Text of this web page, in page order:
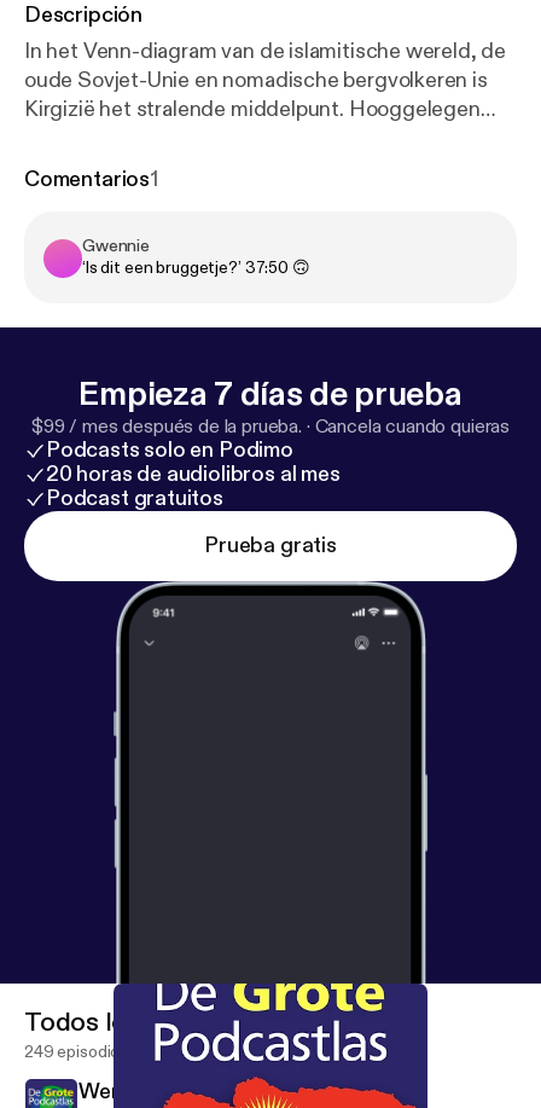
Descripción
In het Venn-diagram van de islamitische wereld, de
oude Sovjet-Unie en nomadische bergvolkeren is
Kirgizië het stralende middelpunt. Hooggelegen
moskee. Het leven gaat te paard, en als er meer met
Oude Sovjet-marshrutka’s rijden over nieuwe
Chinese wegen. In de hoofdstad Bisjkek, de
kregen ze in 2013 bezoek. Deze aflevering wordt
mede mogelijk gemaakt door Lendahand, het
Nederlandse crowdfundplatform dat ondernemers
in ontwikkelingslanden helpt. Begin met investeren
en gebruik de code GROTEPODCASTLAS500
(bij het afrekenen van je order), en ervaar een
positieve start met een garantie tot 500 euro. We
zijn nooit volledig, wel origineel. Geen experts, maar
wel liefhebbers. Hebben we tóch iets verkeerd
gezegd of zijn we iets cruciaals vergeten? Volg ons
lokale boekwinkel of bestel 'm hier! [
]en je op zoek naar de shownotes?
Die vind je op onze website [
] 🌍 Instagram. [
WQ0]. De Grote Podcastlas wordt opgenomen in
onze mini-huiskamerstudio in Utrecht en
gepresenteerd door Max Gerritsen, Hugo
Noordman en Leon Boelens. De eindmontage
wordt gedaan door Jonas van Impe. [http://www.jon
Comentarios1
Gwennie
‘Is dit een bruggetje?’ 37:50 🙃
Empieza 7 días de prueba
$99 / mes después de la prueba. · Cancela cuando quieras
Podcasts solo en Podimo
20 horas de audiolibros al mes
Podcast gratuitos
Prueba gratis
Todos los episodios
249 episodios
Wereldsteden #17: Kaapstad